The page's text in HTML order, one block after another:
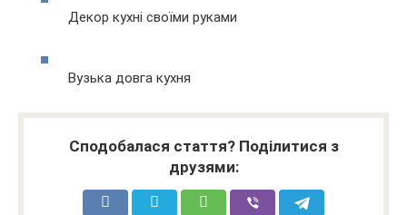
Декор кухні своїми руками
Вузька довга кухня
Сподобалася стаття? Поділитися з
друзями: